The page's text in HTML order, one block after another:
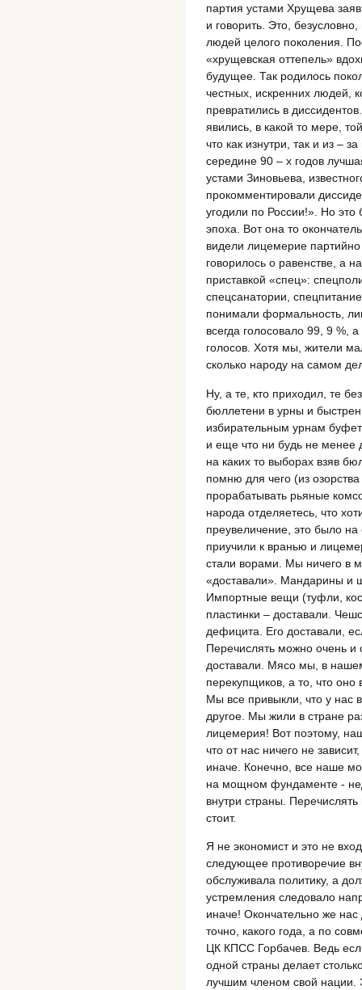
партия устами Хрущева
и говорить. Это,
людей целого поколения.
«хрущевская оттепель»
будущее. Так родилось
честных, искренних людей,
превратились в
явились, в какой то мере,
что как изнутри, так и из –
середине 90 – х годов
устами Зиновьева,
прокомментировали
угодили по России!». Но
эпоха. Вот она то
видели лицемерие
говорилось о равенстве, а
приставкой «спец»:
спецсанатории,
понимали формальность,
всегда голосовало 99, 9 %,
голосов. Хотя мы, жители
сколько народу на самом
Ну, а те, кто приходил, те
бюллетени в урны и
избирательным урнам
и еще что ни будь не менее
на каких то выборах взяв
помню для чего (из
прорабатывать рьяные
народа отделяетесь, что
преувеличение, это было
приучили к вранью и
стали ворами. Мы ничего в
«доставали». Мандарины и
Импортные вещи (туфли,
пластинки – доставали.
дефицита. Его доставали,
Перечислять можно очень и
доставали. Мясо мы, в
перекупщиков, а то, что
Мы все привыкли, что у нас
другое. Мы жили в стране
лицемерия! Вот поэтому,
что от нас ничего не
иначе. Конечно, все наше
на мощном фундаменте -
внутри страны.
стоит.
Я не экономист и это не
следующее противоречие
обслуживала политику, а
устремления следовало
иначе! Окончательно же
точно, какого года, а по
ЦК КПСС Горбачев. Ведь
одной страны делает
лучшим членом свой нации.